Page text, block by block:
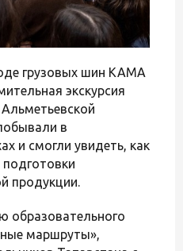
грузовых шин KAMA
экскурсия
в
и смогли увидеть, как
продукции.
образовательного
маршруты»,